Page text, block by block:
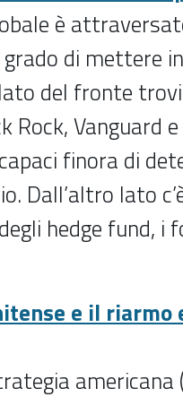
è
di mettere
del fronte
Rock, Vanguard
finora di
Dall’altro lato
hedge fund, i
e il riarmo
americana